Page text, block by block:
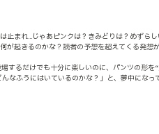
止まれ…じゃあピンクは？きみどりは？めずら
が起きるのかな？読者の予想を超えてくる発想
するだけでも十分に楽しいのに、パンツの形を
なふうにはいているのかな？」と、夢中になっ